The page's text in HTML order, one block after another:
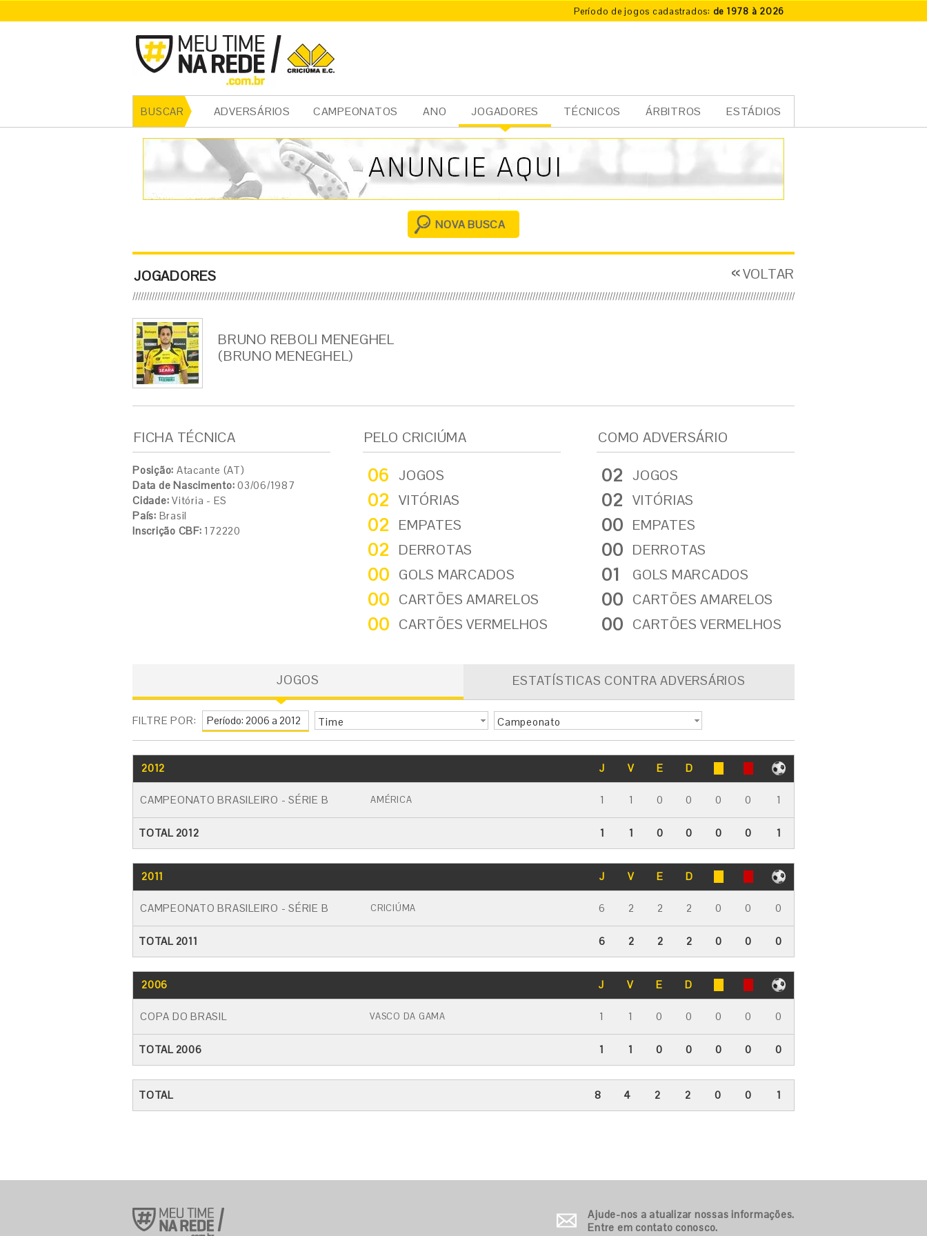
Período de jogos cadastrados: de 1978 à 2026
BUSCAR ADVERSÁRIOS CAMPEONATOS ANO JOGADORES TÉCNICOS ÁRBITROS ESTÁDIOS
cia
l
NOVA BUSCA
JOGADORES VOLTAR
BRUNO REBOLI MENEGHEL
(BRUNO MENEGHEL)
FICHA TÉCNICA
Posição: Atacante (AT)
Data de Nascimento: 03/06/1987
Cidade: Vitória - ES
País: Brasil
Inscrição CBF: 172220
PELO CRICIÚMA
06 JOGOS
02 VITÓRIAS
02 EMPATES
02 DERROTAS
00 GOLS MARCADOS
00 CARTÕES AMARELOS
00 CARTÕES VERMELHOS
COMO ADVERSÁRIO
02 JOGOS
02 VITÓRIAS
00 EMPATES
00 DERROTAS
01 GOLS MARCADOS
00 CARTÕES AMARELOS
00 CARTÕES VERMELHOS
JOGOS ESTATÍSTICAS CONTRA ADVERSÁRIOS
FILTRE POR: Time Campeonato
2012 J V E D
CAMPEONATO BRASILEIRO - SÉRIE B AMÉRICA 1 1 0 0 0 0 1
TOTAL 2012 1 1 0 0 0 0 1
2011 J V E D
CAMPEONATO BRASILEIRO - SÉRIE B CRICIÚMA 6 2 2 2 0 0 0
TOTAL 2011 6 2 2 2 0 0 0
2006 J V E D
COPA DO BRASIL VASCO DA GAMA 1 1 0 0 0 0 0
TOTAL 2006 1 1 0 0 0 0 0
TOTAL 8 4 2 2 0 0 1
Ajude-nos a atualizar nossas informações.
Entre em contato conosco.